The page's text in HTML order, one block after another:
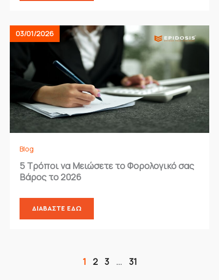
03/01/2026
Blog
5 Τρόποι να Μειώσετε το Φορολογικό σας
Βάρος το 2026
ΔΙΑΒΆΣΤΕ ΕΔΏ
1 2 3 … 31